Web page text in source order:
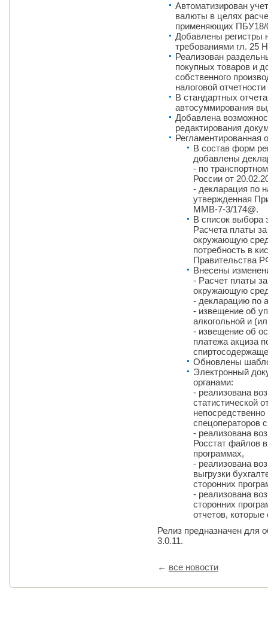
Автоматизирован
валюты в целях
применяющих ПБУ18/
Добавлены регистры
требованиями гл. 25
Реализован
покупных товаров и
собственного
налоговой
В стандартных
автосуммирования
Добавлена
редактирования
Регламентированная
В состав форм
добавлены
- по
России от
- декларация по
утвержденная
ММВ-7-3/174@.
В список выбора
Расчета платы
окружающую
потребность в
Правительства
Внесены
- Расчет платы
окружающую
- декларацию по
- извещение об
алкогольной и
- извещение об
платежа акциза
Обновлены
Электронный
органами:
- реализована
статистической
спецоператоров
- реализована
Росстат файлов
программах,
- реализована
выгрузки
сторонних
- реализована
сторонних
отчетов,
Релиз предназначен для
3.0.11.
← все новости